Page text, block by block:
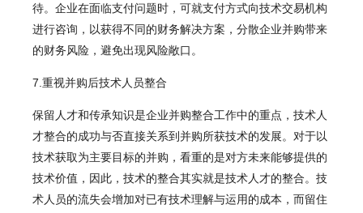
待。企业在面临支付问题时，可就支付方式向技术交易机构
进行咨询，以获得不同的财务解决方案，分散企业并购带来
的财务风险，避免出现风险敞口。
7.重视并购后技术人员整合
保留人才和传承知识是企业并购整合工作中的重点，技术人
才整合的成功与否直接关系到并购所获技术的发展。对于以
技术获取为主要目标的并购，看重的是对方未来能够提供的
技术价值，因此，技术的整合其实就是技术人才的整合。技
术人员的流失会增加对已有技术理解与运用的成本，而留住